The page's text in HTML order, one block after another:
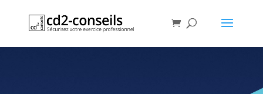
Liste des organismes de